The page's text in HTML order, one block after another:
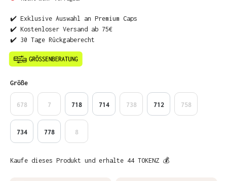
✔️ Exklusive Auswahl an Premium Caps
✔️ Kostenloser Versand ab 75€
✔️ 30 Tage Rückgaberecht
Größeauswählen
678 7 718 714 738 712 758
734 778 8
Kaufe dieses Produkt und erhalte 44 TOKENZ 💰